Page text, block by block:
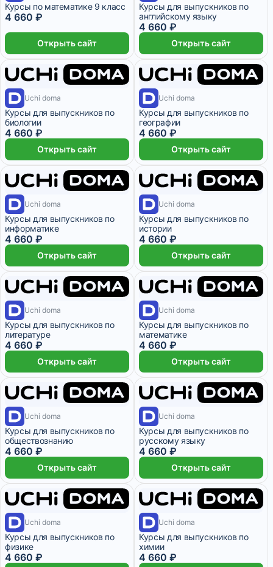
Курсы по математике 9 класс
4 660 ₽
Открыть сайт
Курсы для выпускников по
английскому языку
4 660 ₽
Открыть сайт
1 месяцUchi doma
Курсы для выпускников по
биологии
4 660 ₽
Открыть сайт
1 месяцUchi doma
Курсы для выпускников по
географии
4 660 ₽
Открыть сайт
1 месяцUchi doma
Курсы для выпускников по
информатике
4 660 ₽
Открыть сайт
1 месяцUchi doma
Курсы для выпускников по
истории
4 660 ₽
Открыть сайт
1 месяцUchi doma
Курсы для выпускников по
литературе
4 660 ₽
Открыть сайт
1 месяцUchi doma
Курсы для выпускников по
математике
4 660 ₽
Открыть сайт
1 месяцUchi doma
Курсы для выпускников по
обществознанию
4 660 ₽
Открыть сайт
1 месяцUchi doma
Курсы для выпускников по
русскому языку
4 660 ₽
Открыть сайт
1 месяцUchi doma
Курсы для выпускников по
физике
4 660 ₽
1 месяцUchi doma
Курсы для выпускников по
химии
4 660 ₽